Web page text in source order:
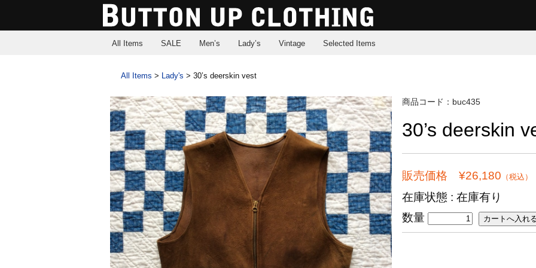
All Items SALE Men’s Lady’s Vintage Selected Items
All Items > Lady's > 30’s deerskin vest
商品コード：buc435
30’s deerskin
販売価格 ¥26,180 （税込）
在庫状態 : 在庫有り
数量